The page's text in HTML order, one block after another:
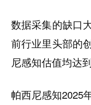
数据采集的缺口
前行业里头部的
尼感知估值均达
帕西尼感知2025